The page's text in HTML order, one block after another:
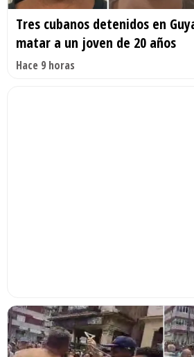
Tres cubanos detenidos en
matar a un joven de 20 años
Hace 9 horas